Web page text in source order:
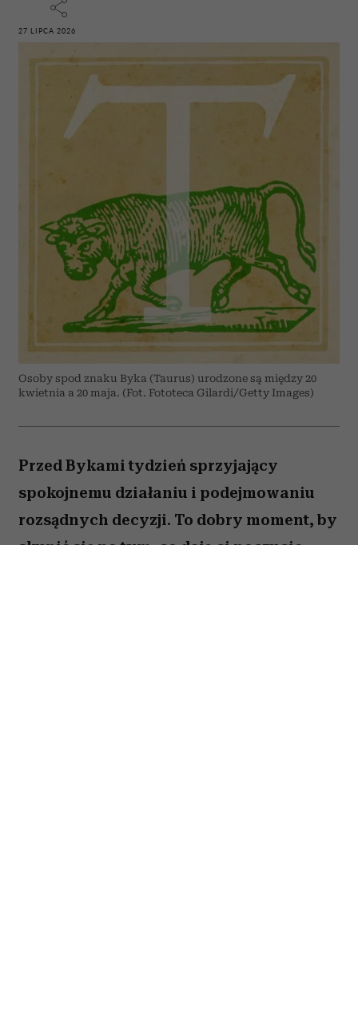
27 LIPCA 2026
Osoby spod znaku Byka (Taurus) urodzone są między 20
kwietnia a 20 maja. (Fot. Fototeca Gilardi/Getty Images)
Przed Bykami tydzień sprzyjający
spokojnemu działaniu i podejmowaniu
rozsądnych decyzji. To dobry moment, by
skupić się na tym, co daje ci poczucie